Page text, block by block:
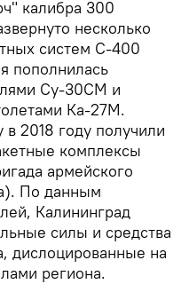
калибра 300
несколько
систем С-400
пополнилась
Су-30СМ и
Ка-27М.
2018 году получили
комплексы
армейского
По данным
Калининград
силы и средства
дислоцированные на
региона.